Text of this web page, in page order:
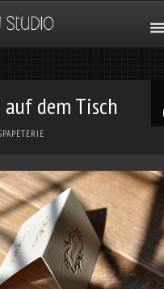
dem Tisch